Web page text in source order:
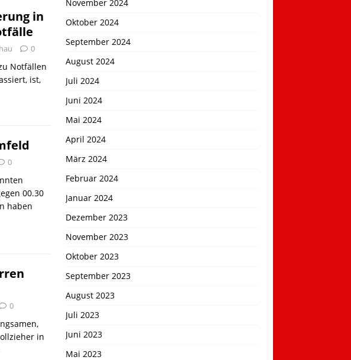
in
0
Notfällen
ist,
0
00.30
haben
0
in
November 2024
Oktober 2024
September 2024
August 2024
Juli 2024
Juni 2024
Mai 2024
April 2024
März 2024
Februar 2024
Januar 2024
Dezember 2023
November 2023
Oktober 2023
September 2023
August 2023
Juli 2023
Juni 2023
Mai 2023